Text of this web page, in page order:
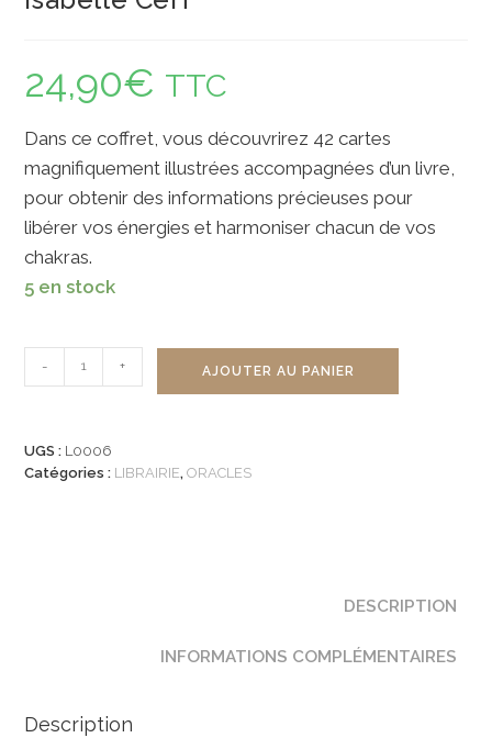
24,90€ TTC
Dans ce coffret, vous découvrirez 42 cartes
magnifiquement illustrées accompagnées d’un livre,
pour obtenir des informations précieuses pour
libérer vos énergies et harmoniser chacun de vos
chakras.
5 en stock
de
énergétique
–
- + AJOUTER AU PANIER
UGS : L0006
Catégories : LIBRAIRIE,ORACLES
DESCRIPTION
INFORMATIONS COMPLÉMENTAIRES
Description